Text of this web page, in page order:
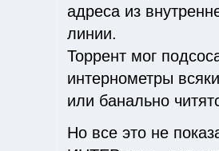
адреса из
линии.
Торрент мог
интернометры
или банально
Но все это не